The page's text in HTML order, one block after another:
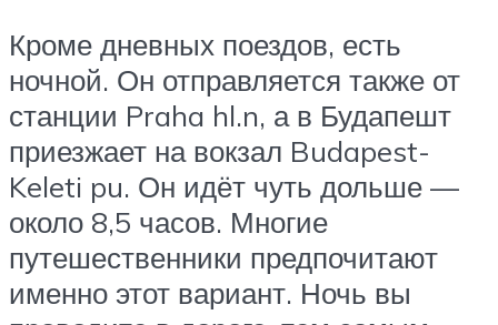
Кроме дневных поездов, есть
ночной. Он отправляется также от
станции Praha hl.n, а в Будапешт
приезжает на вокзал Budapest-
Keleti pu. Он идёт чуть дольше —
около 8,5 часов. Многие
путешественники предпочитают
именно этот вариант. Ночь вы